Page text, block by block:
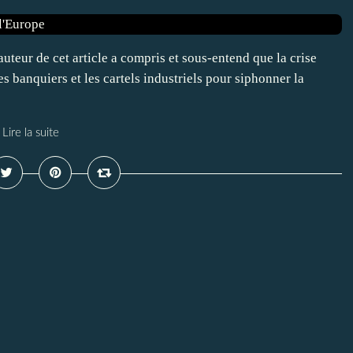
de cet article a compris et sous-entend que la crise
banquiers et les cartels industriels pour siphonner la
Lire la suite